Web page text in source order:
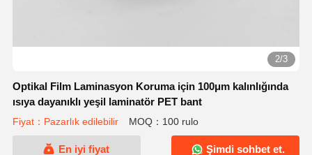
2/3
Optikal Film Laminasyon Koruma için 100μm kalınlığında
ısıya dayanıklı yeşil laminatör PET bant
Fiyat：Pazarlık edilebilir MOQ：100 rulo
En iyi fiyat Şimdi sohbet et.